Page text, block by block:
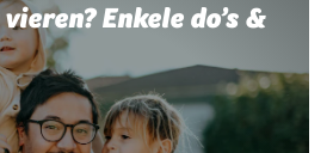
Enkele do’s &